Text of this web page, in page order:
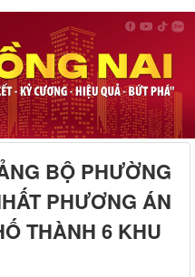
BỘ PHƯỜNG
PHƯƠNG ÁN
THÀNH 6 KHU